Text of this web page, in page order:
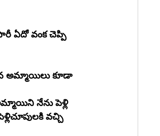
ఏదో వంక చెప్పి
అమ్మాయిలు కూడా
నేను పెళ్లి
వచ్చి